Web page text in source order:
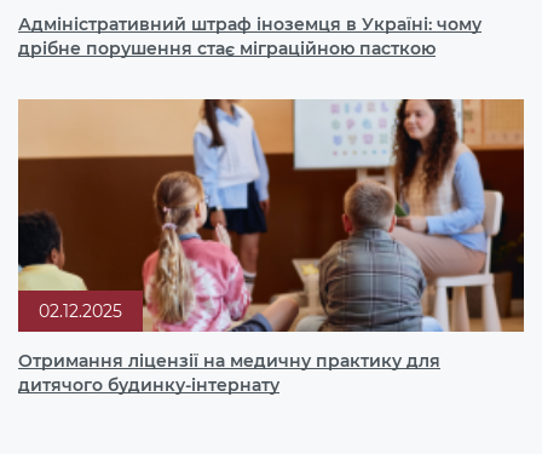
Адміністративний штраф іноземця в Україні: чому
дрібне порушення стає міграційною пасткою
02.12.2025
Отримання ліцензії на медичну практику для
дитячого будинку-інтернату